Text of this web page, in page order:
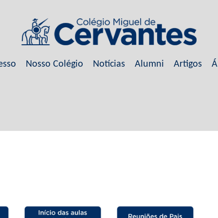
Nosso Colégio Notícias Alumni Artigos